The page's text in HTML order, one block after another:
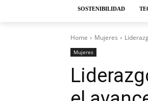
SOSTENIBILIDAD
Home Mujeres
Mujeres